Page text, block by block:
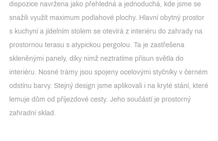
dispozice navržena jako přehledná a jednoduchá, kde jsme se
snažili využít maximum podlahové plochy. Hlavní obytný prostor
s kuchyní a jídelním stolem se otevírá z interiéru do zahrady na
prostornou terasu s atypickou pergolou. Ta je zastřešena
skleněnými panely, díky nimž neztratíme přísun světla do
interiéru. Nosné trámy jsou spojeny ocelovými styčníky v černém
odstínu barvy. Stejný design jsme aplikovali i na kryté stání, které
lemuje dům od příjezdové cesty. Jeho součástí je prostorný
zahradní sklad.